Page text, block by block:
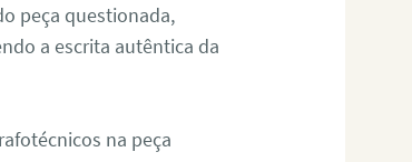
peça questionada,
a escrita autêntica da
na peça